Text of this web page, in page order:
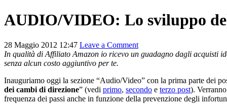
AUDIO/VIDEO: Lo sviluppo
28 Maggio 2012 12:47 Leave a Comment
In qualità di Affiliato Amazon io ricevo un guadagno dagli acquisti
senza alcun costo aggiuntivo per te.
Inauguriamo oggi la sezione “Audio/Video” con la prima parte dei
dei cambi di direzione” (vedi primo, secondo e terzo post).
frequenza dei passi anche in funzione della prevenzione degli